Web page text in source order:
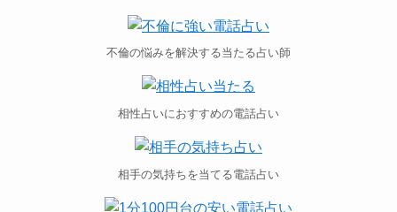
不倫の悩みを解決する当たる占い師
相性占いにおすすめの電話占い
相手の気持ちを当てる電話占い